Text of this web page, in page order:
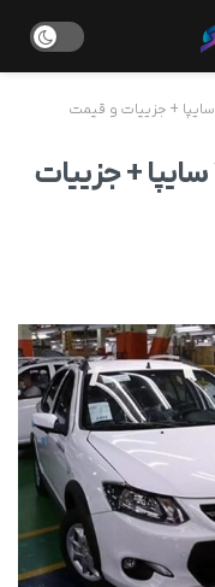
آغاز اولین فروش سال ۱۴۰۴ سایپا + جزییات و قیمت
آغاز اولین فروش سال ۱۴۰۴ سایپا + جزییات